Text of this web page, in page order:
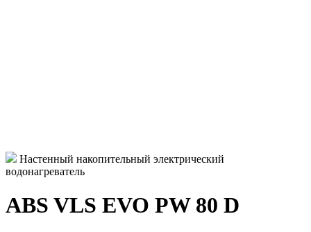
Настенный накопительный электрический
водонагреватель
ABS VLS EVO PW 80 D